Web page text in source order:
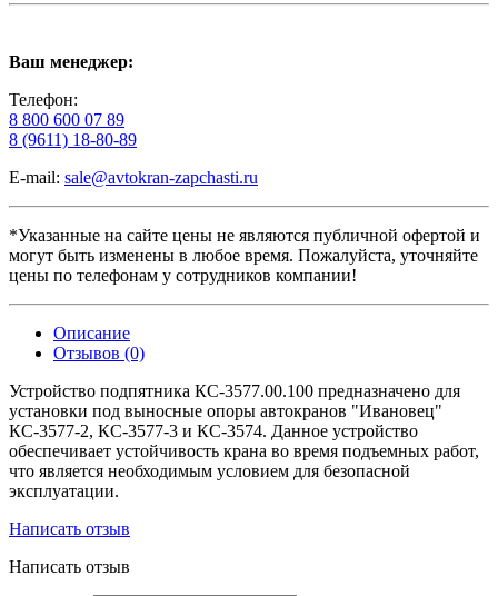
Ваш менеджер:
Телефон:
8 800 600 07 89
8 (9611) 18-80-89
E-mail: sale@avtokran-zapchasti.ru
*Указанные на сайте цены не являются публичной офертой и
могут быть изменены в любое время. Пожалуйста, уточняйте
цены по телефонам у сотрудников компании!
Описание
Отзывов (0)
Устройство подпятника КС-3577.00.100 предназначено для
установки под выносные опоры автокранов "Ивановец"
КС-3577-2, КС-3577-3 и КС-3574. Данное устройство
обеспечивает устойчивость крана во время подъемных работ,
что является необходимым условием для безопасной
эксплуатации.
Написать отзыв
Написать отзыв